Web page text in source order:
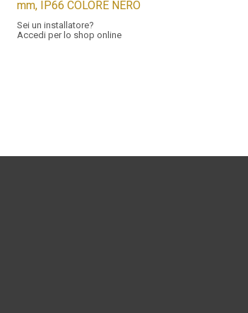
mm, IP66 COLORE NERO
Sei un installatore?
Accedi per lo shop online